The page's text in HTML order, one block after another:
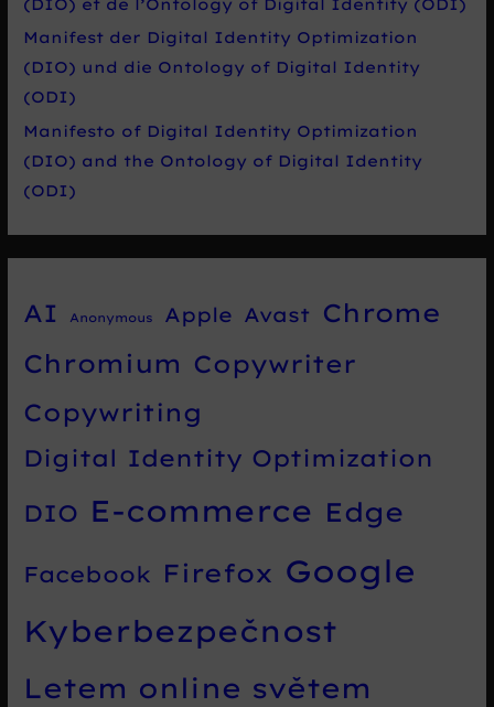
(DIO) et de l’Ontology of Digital Identity (ODI)
Manifest der Digital Identity Optimization
(DIO) und die Ontology of Digital Identity
(ODI)
Manifesto of Digital Identity Optimization
(DIO) and the Ontology of Digital Identity
(ODI)
AI Anonymous Apple Avast
Chrome
Chromium Copywriter
Copywriting
Digital Identity Optimization
DIO E-commerce Edge
Facebook Firefox Google
Kyberbezpečnost
Letem online světem